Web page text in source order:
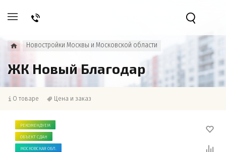
Новостройки Москвы и Московской области
ЖК Новый Благодар
О товаре Цена и заказ
РЕКОМЕНДУЕМ
ОБЪЕКТ СДАН
МОСКОВСКАЯ ОБЛ.